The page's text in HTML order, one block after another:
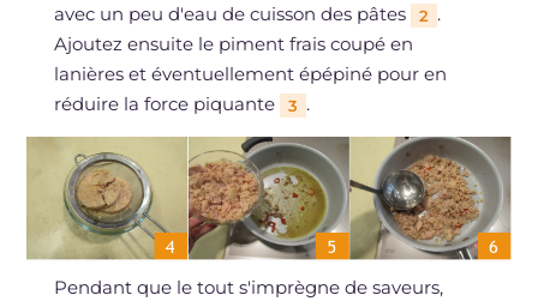
avec un peu d'eau de cuisson des pâtes
2 .
Ajoutez ensuite le piment frais coupé en
lanières et éventuellement épépiné pour en
réduire la force piquante
3 .
Pendant que le tout s'imprègne de saveurs,